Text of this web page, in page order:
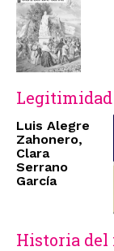
Legitimidad
Luis Alegre
Zahonero,
Clara
Serrano
García
Historia del